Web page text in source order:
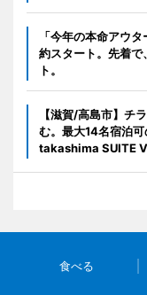
「今年の本命アウ
約スタート。先着
ト。
【滋賀/高島市】チ
む。最大14名宿泊
takashima SUITE
食べる